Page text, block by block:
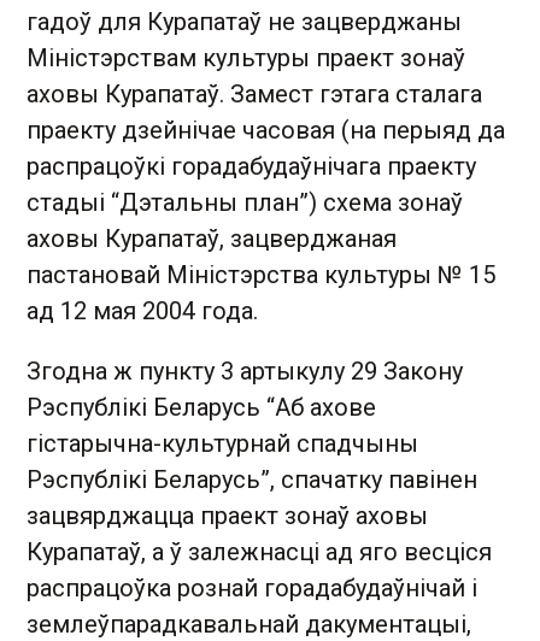
гадоў для Курапатаў не зацверджаны
Міністэрствам культуры праект зонаў
аховы Курапатаў. Замест гэтага сталага
праекту дзейнічае часовая (на перыяд да
распрацоўкі горадабудаўнічага праекту
стадыі “Дэтальны план”) схема зонаў
аховы Курапатаў, зацверджаная
пастановай Міністэрства культуры № 15
ад 12 мая 2004 года.
Згодна ж пункту 3 артыкулу 29 Закону
Рэспублікі Беларусь “Аб ахове
гістарычна-культурнай спадчыны
Рэспублікі Беларусь”, спачатку павінен
зацвярджацца праект зонаў аховы
Курапатаў, а ў залежнасці ад яго весціся
распрацоўка рознай горадабудаўнічай і
землеўпарадкавальнай дакументацыі,